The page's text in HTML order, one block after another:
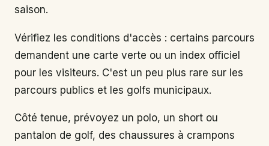
saison.
Vérifiez les conditions d'accès : certains parcours
demandent une carte verte ou un index officiel
pour les visiteurs. C'est un peu plus rare sur les
parcours publics et les golfs municipaux.
Côté tenue, prévoyez un polo, un short ou
pantalon de golf, des chaussures à crampons